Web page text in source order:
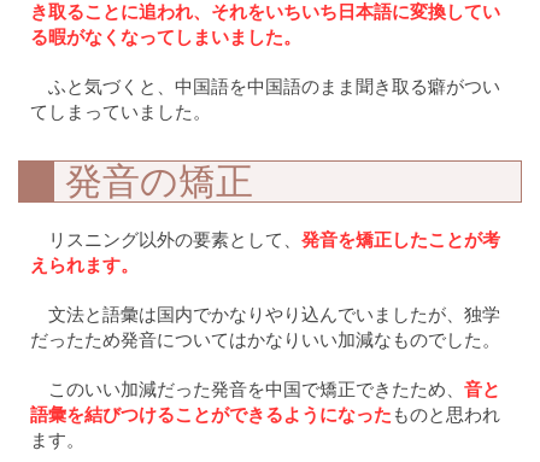
き取ることに追われ、それをいちいち日本語に変換してい
る暇がなくなってしまいました。
ふと気づくと、中国語を中国語のまま聞き取る癖がつい
てしまっていました。
発音の矯正
リスニング以外の要素として、発音を矯正したことが考
えられます。
文法と語彙は国内でかなりやり込んでいましたが、独学
だったため発音についてはかなりいい加減なものでした。
このいい加減だった発音を中国で矯正できたため、音と
語彙を結びつけることができるようになった ものと思われ
ます。